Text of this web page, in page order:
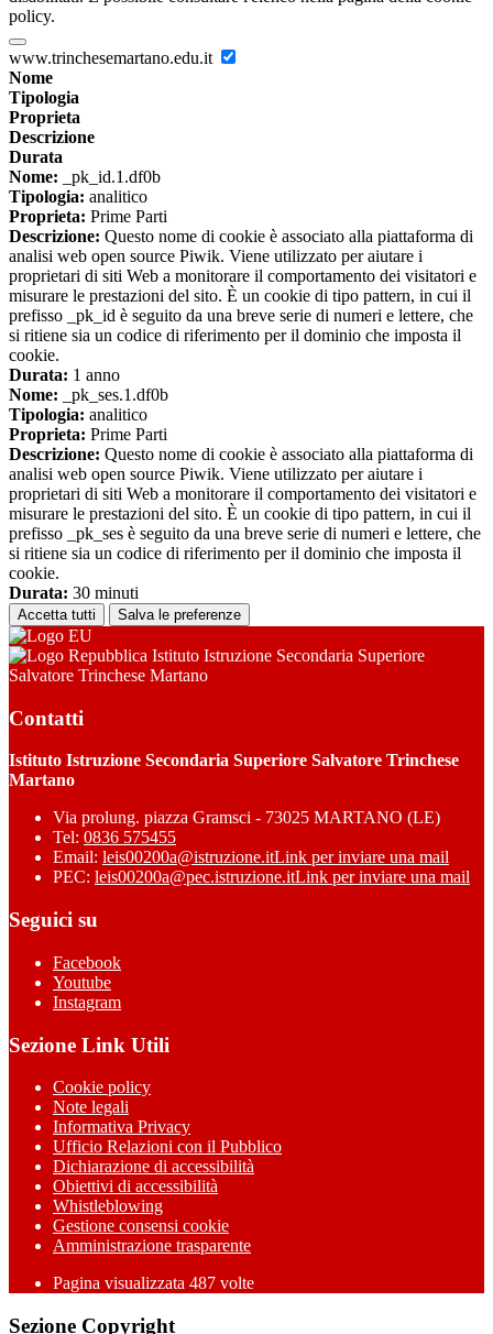
policy.
www.trinchesemartano.edu.it
Nome
Tipologia
Proprieta
Descrizione
Durata
Nome: _pk_id.1.df0b
Tipologia: analitico
Proprieta: Prime Parti
Descrizione: Questo nome di cookie è associato alla piattaforma di
analisi web open source Piwik. Viene utilizzato per aiutare i
proprietari di siti Web a monitorare il comportamento dei visitatori e
misurare le prestazioni del sito. È un cookie di tipo pattern, in cui il
prefisso _pk_id è seguito da una breve serie di numeri e lettere, che
si ritiene sia un codice di riferimento per il dominio che imposta il
cookie.
Durata: 1 anno
Nome: _pk_ses.1.df0b
Tipologia: analitico
Proprieta: Prime Parti
Descrizione: Questo nome di cookie è associato alla piattaforma di
analisi web open source Piwik. Viene utilizzato per aiutare i
proprietari di siti Web a monitorare il comportamento dei visitatori e
misurare le prestazioni del sito. È un cookie di tipo pattern, in cui il
prefisso _pk_ses è seguito da una breve serie di numeri e lettere, che
si ritiene sia un codice di riferimento per il dominio che imposta il
cookie.
Durata: 30 minuti
Accetta tutti Salva le preferenze
Istituto Istruzione Secondaria Superiore
Salvatore Trinchese Martano
Contatti
Istituto Istruzione Secondaria Superiore Salvatore Trinchese
Martano
Via prolung. piazza Gramsci - 73025 MARTANO (LE)
Tel: 0836 575455
Email: leis00200a@istruzione.itLink per inviare una mail
PEC: leis00200a@pec.istruzione.itLink per inviare una mail
Seguici su
Facebook
Youtube
Instagram
Sezione Link Utili
Cookie policy
Note legali
Informativa Privacy
Ufficio Relazioni con il Pubblico
Dichiarazione di accessibilità
Obiettivi di accessibilità
Whistleblowing
Gestione consensi cookie
Amministrazione trasparente
Pagina visualizzata 487 volte
Sezione Copyright